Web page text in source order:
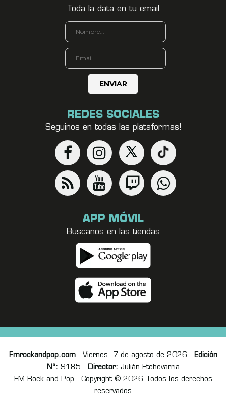
Toda la data en tu email
REDES SOCIALES
Seguinos en todas las plataformas!
APP MÓVIL
Buscanos en las tiendas
Fmrockandpop.com- Viernes, 7 de agosto de 2026 - Edición
Nº: 9185 - Director: Julián Etchevarria
FM Rock and Pop - Copyright © 2026 Todos los derechos
reservados